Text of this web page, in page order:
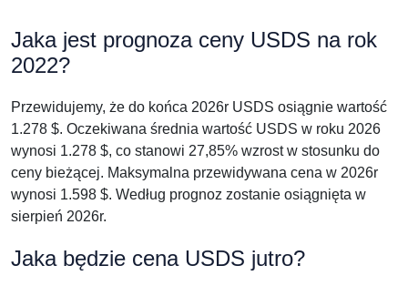
Jaka jest prognoza ceny USDS na rok
2022?
Przewidujemy, że do końca 2026r USDS osiągnie wartość
1.278 $. Oczekiwana średnia wartość USDS w roku 2026
wynosi 1.278 $, co stanowi 27,85% wzrost w stosunku do
ceny bieżącej. Maksymalna przewidywana cena w 2026r
wynosi 1.598 $. Według prognoz zostanie osiągnięta w
sierpień 2026r.
Jaka będzie cena USDS jutro?